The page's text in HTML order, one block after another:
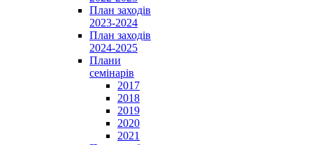
План заходів
2023-2024
План заходів
2024-2025
Плани
семінарів
2017
2018
2019
2020
2021